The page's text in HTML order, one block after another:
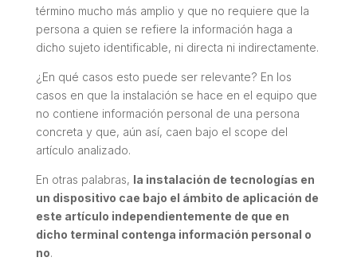
término mucho más amplio y que no requiere que la
persona a quien se refiere la información haga a
dicho sujeto identificable, ni directa ni indirectamente.
¿En qué casos esto puede ser relevante? En los
casos en que la instalación se hace en el equipo que
no contiene información personal de una persona
concreta y que, aún así, caen bajo el scope del
artículo analizado.
En otras palabras, la instalación de tecnologías en
un dispositivo cae bajo el ámbito de aplicación de
este artículo independientemente de que en
dicho terminal contenga información personal o
no.